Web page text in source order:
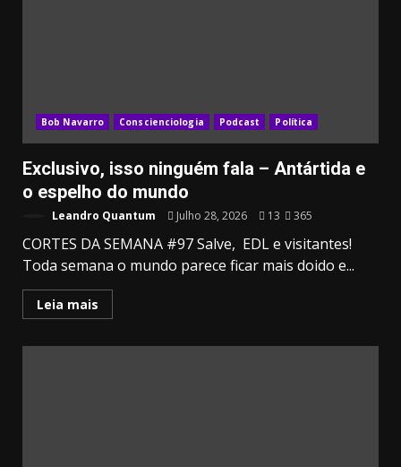
Bob Navarro Conscienciologia Podcast Política
Exclusivo, isso ninguém fala – Antártida e
o espelho do mundo
Leandro Quantum Julho 28, 2026 13 365
CORTES DA SEMANA #97 Salve, EDL e visitantes!
Toda semana o mundo parece ficar mais doido e...
Leia mais